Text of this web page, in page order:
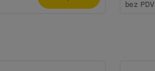
bez PDV